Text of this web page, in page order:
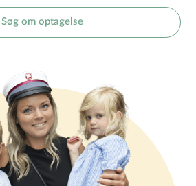
Søg om optagelse